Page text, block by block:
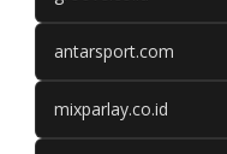
antarsport.com
mixparlay.co.id